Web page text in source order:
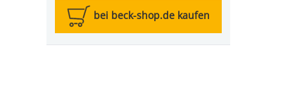
bei beck-shop.de kaufen